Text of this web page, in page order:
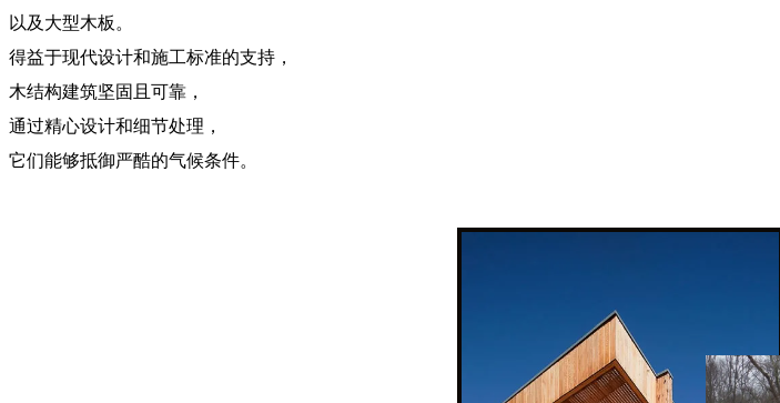
以及大型木板。
得益于现代设计和施工标准的支持，
木结构建筑坚固且可靠，
通过精心设计和细节处理，
它们能够抵御严酷的气候条件。